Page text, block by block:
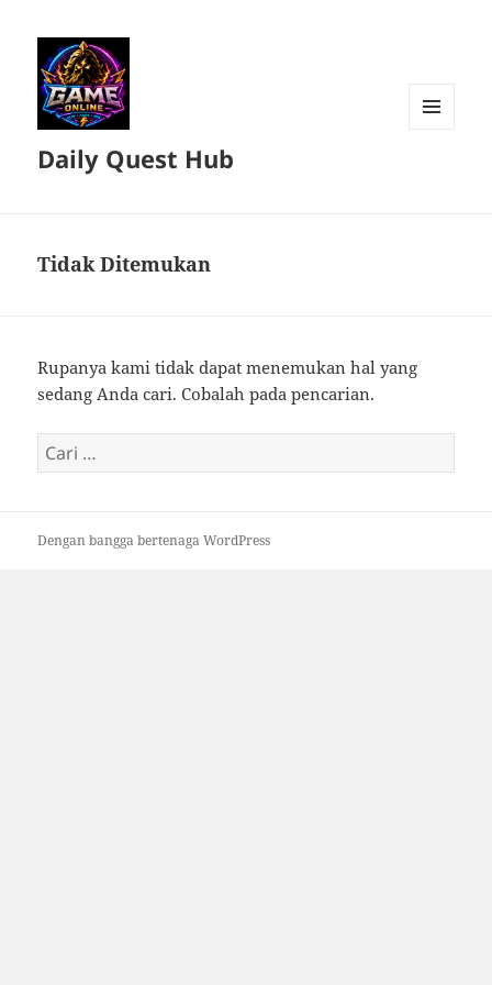
Daily Quest Hub
Tidak Ditemukan
Rupanya kami tidak dapat menemukan hal yang
sedang Anda cari. Cobalah pada pencarian.
Cari
untuk:
Dengan bangga bertenaga WordPress